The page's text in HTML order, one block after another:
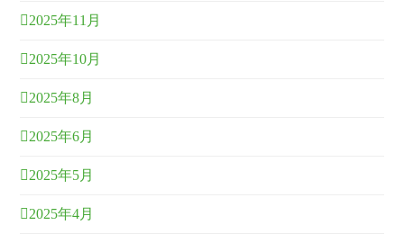
2025年11月
2025年10月
2025年8月
2025年6月
2025年5月
2025年4月